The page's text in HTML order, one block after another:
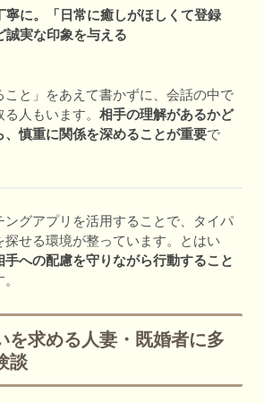
寧に。「日常に癒しがほしくて登録
誠実な印象を与える
こと」をあえて書かずに、会話の中で
人もいます。 相手の理解があるかど
、慎重に関係を深めることが重要で
ングアプリを活用することで、タイパ
探せる環境が整っています。とはい
手への配慮を守りながら行動すること
を求める人妻・既婚者に多
談